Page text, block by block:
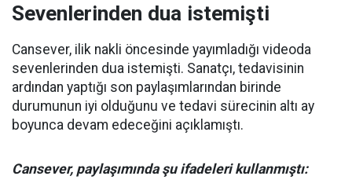
Sevenlerinden dua istemişti
Cansever, ilik nakli öncesinde yayımladığı videoda
sevenlerinden dua istemişti. Sanatçı, tedavisinin
ardından yaptığı son paylaşımlarından birinde
durumunun iyi olduğunu ve tedavi sürecinin altı ay
boyunca devam edeceğini açıklamıştı.
Cansever, paylaşımında şu ifadeleri kullanmıştı: